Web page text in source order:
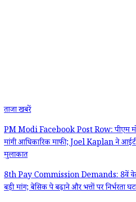
ताजा खबरें
PM Modi Facebook Post Row: पीएम
मांगी आधिकारिक माफी; Joel Kaplan ने आईटी
मुलाकात
8th Pay Commission Demands: 8वें
बड़ी मांग; बेसिक पे बढ़ाने और भत्तों पर निर्भरता